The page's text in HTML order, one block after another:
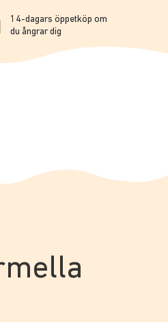
14-dagars öppetköp om
du ångrar dig